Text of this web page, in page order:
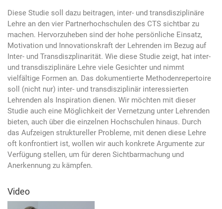
Diese Studie soll dazu beitragen, inter- und transdisziplinäre
Lehre an den vier Partnerhochschulen des CTS sichtbar zu
machen. Hervorzuheben sind der hohe persönliche Einsatz,
Motivation und Innovationskraft der Lehrenden im Bezug auf
Inter- und Transdiszplinarität. Wie diese Studie zeigt, hat inter-
und transdisziplinäre Lehre viele Gesichter und nimmt
vielfältige Formen an. Das dokumentierte Methodenrepertoire
soll (nicht nur) inter- und transdisziplinär interessierten
Lehrenden als Inspiration dienen. Wir möchten mit dieser
Studie auch eine Möglichkeit der Vernetzung unter Lehrenden
bieten, auch über die einzelnen Hochschulen hinaus. Durch
das Aufzeigen struktureller Probleme, mit denen diese Lehre
oft konfrontiert ist, wollen wir auch konkrete Argumente zur
Verfügung stellen, um für deren Sichtbarmachung und
Anerkennung zu kämpfen.
Video